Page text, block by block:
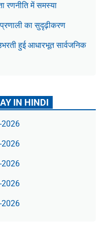
रणनीति में समस्या
का सुदृढ़ीकरण
हुई आधारभूत सार्वजनिक
IN HINDI
2026
2026
2026
2026
2026